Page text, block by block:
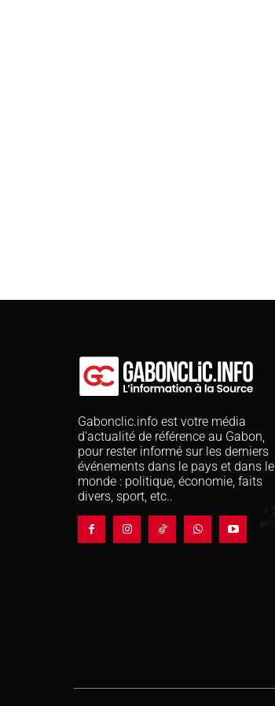
Gabonclic.info est votre média
d’actualité de référence au Gabon,
pour rester informé sur les derniers
événements dans le pays et dans le
monde : politique, économie, faits
divers, sport, etc..